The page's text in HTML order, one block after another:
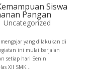
Siswa
Pangan
Uncategorized
yang dilakukan di
ini mulai berjalan
setiap hari Senin.
XII SMK...